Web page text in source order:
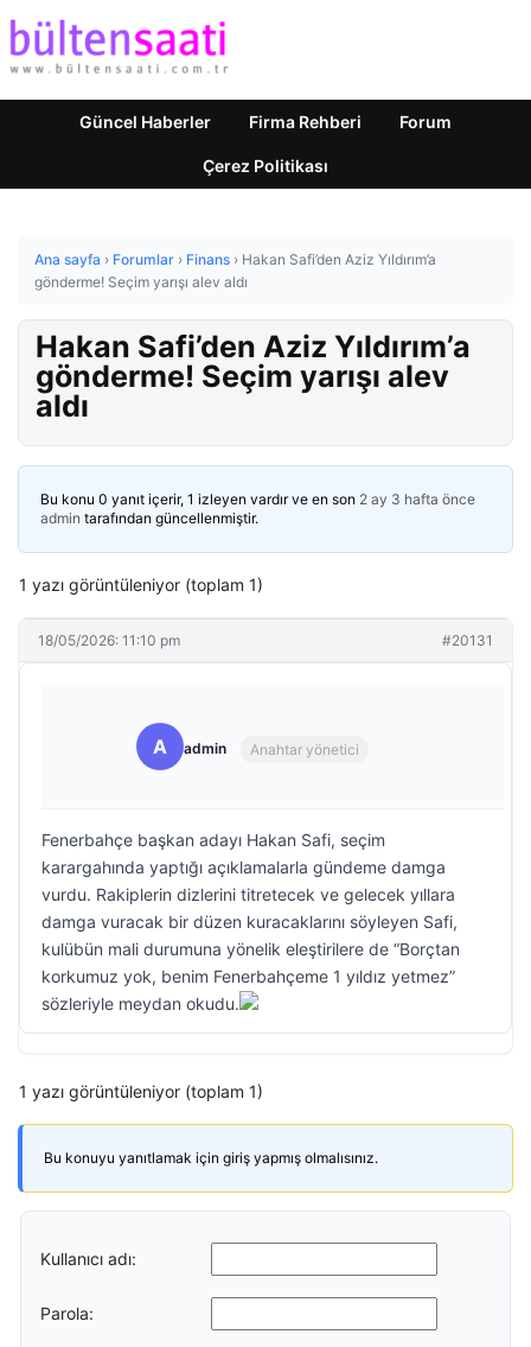
Güncel Haberler Firma Rehberi Forum
Çerez Politikası
Ana sayfa › Forumlar › Finans › Hakan Safi’den Aziz Yıldırım’a
gönderme! Seçim yarışı alev aldı
Hakan Safi’den Aziz Yıldırım’a
gönderme! Seçim yarışı alev
aldı
Bu konu 0 yanıt içerir, 1 izleyen vardır ve en son 2 ay 3 hafta önce
admin tarafından güncellenmiştir.
1 yazı görüntüleniyor (toplam 1)
18/05/2026: 11:10 pm #20131
A admin Anahtar yönetici
Fenerbahçe başkan adayı Hakan Safi, seçim
karargahında yaptığı açıklamalarla gündeme damga
vurdu. Rakiplerin dizlerini titretecek ve gelecek yıllara
damga vuracak bir düzen kuracaklarını söyleyen Safi,
kulübün mali durumuna yönelik eleştirilere de “Borçtan
korkumuz yok, benim Fenerbahçeme 1 yıldız yetmez”
sözleriyle meydan okudu.
1 yazı görüntüleniyor (toplam 1)
Bu konuyu yanıtlamak için giriş yapmış olmalısınız.
Kullanıcı adı:
Parola: